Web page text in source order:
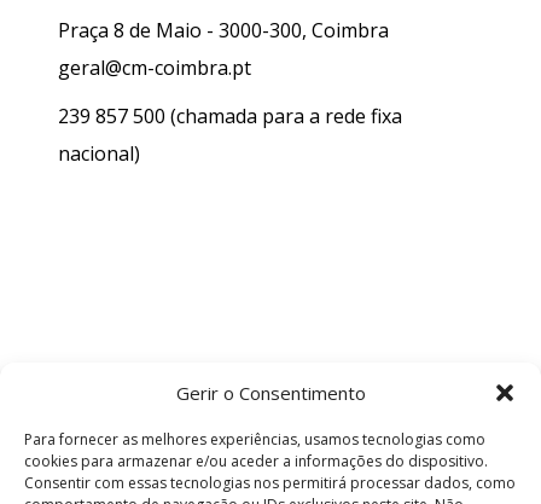
Gerir o Consentimento
Para fornecer as melhores experiências, usamos tecnologias como
cookies para armazenar e/ou aceder a informações do dispositivo.
Consentir com essas tecnologias nos permitirá processar dados, como
Praça 8 de Maio - 3000-300, Coimbra
geral@cm-coimbra.pt
239 857 500 (chamada para a rede fixa
nacional)